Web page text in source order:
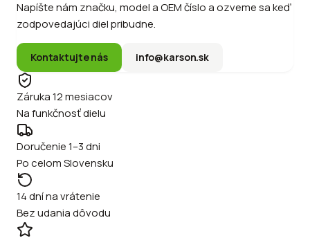
Napíšte nám značku, model a OEM číslo a ozveme sa keď
zodpovedajúci diel pribudne.
Kontaktujte nás info@karson.sk
Záruka 12 mesiacov
Na funkčnosť dielu
Doručenie 1–3 dni
Po celom Slovensku
14 dní na vrátenie
Bez udania dôvodu